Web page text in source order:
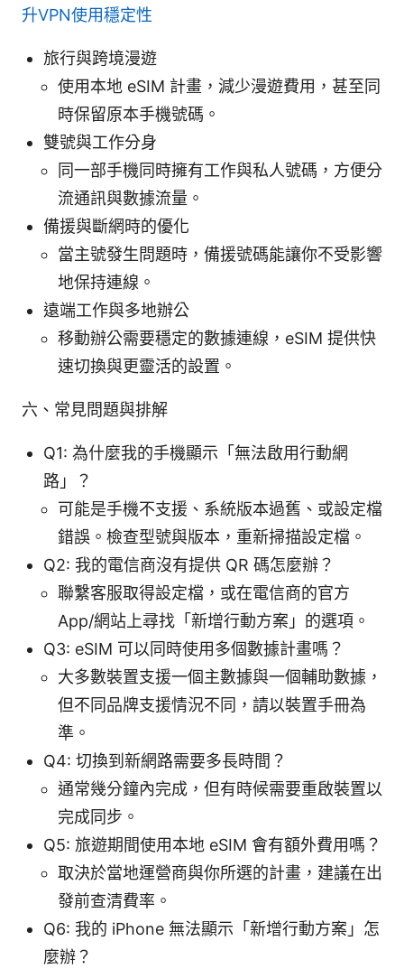
升VPN使用穩定性
旅行與跨境漫遊
使用本地 eSIM 計畫，減少漫遊費用，甚至同
時保留原本手機號碼。
雙號與工作分身
同一部手機同時擁有工作與私人號碼，方便分
流通訊與數據流量。
備援與斷網時的優化
當主號發生問題時，備援號碼能讓你不受影響
地保持連線。
遠端工作與多地辦公
移動辦公需要穩定的數據連線，eSIM 提供快
速切換與更靈活的設置。
六、常見問題與排解
Q1: 為什麼我的手機顯示「無法啟用行動網
路」？
可能是手機不支援、系統版本過舊、或設定檔
錯誤。檢查型號與版本，重新掃描設定檔。
Q2: 我的電信商沒有提供 QR 碼怎麼辦？
聯繫客服取得設定檔，或在電信商的官方
App/網站上尋找「新增行動方案」的選項。
Q3: eSIM 可以同時使用多個數據計畫嗎？
大多數裝置支援一個主數據與一個輔助數據，
但不同品牌支援情況不同，請以裝置手冊為
準。
Q4: 切換到新網路需要多長時間？
通常幾分鐘內完成，但有時候需要重啟裝置以
完成同步。
Q5: 旅遊期間使用本地 eSIM 會有額外費用嗎？
取決於當地運營商與你所選的計畫，建議在出
發前查清費率。
Q6: 我的 iPhone 無法顯示「新增行動方案」怎
麼辦？